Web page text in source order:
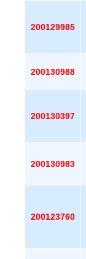
200129985
200130988
200130397
200130983
200123760